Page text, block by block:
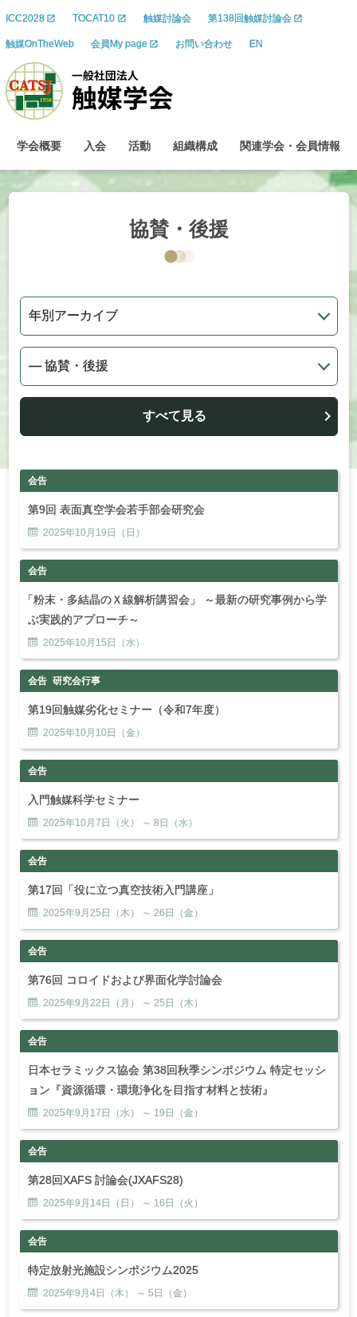
ICC2028 TOCAT10 触媒討論会 第138回触媒討論会
触媒OnTheWeb 会員My page お問い合わせ EN
学会概要 入会 活動 組織構成 関連学会 ・ 会員情報
協賛・後援
すべて見る
会告
第9回 表面真空学会若手部会研究会
2025年10月 19日（日）
会告
「粉末・多結晶のＸ線解析講習会」 ～最新の研究事例から学
ぶ実践的アプローチ～
2025年10月 15日（水）
会告 研究会行事
第19回触媒劣化セミナー（令和7年度）
2025年10月 10日（金）
会告
入門触媒科学セミナー
2025年10月 7日（火） ～ 8日（水）
会告
第17回「役に立つ真空技術入門講座」
2025年9月 25日（木） ～ 26日（金）
会告
第76回 コロイドおよび界面化学討論会
2025年9月 22日（月） ～ 25日（木）
会告
日本セラミックス協会 第38回秋季シンポジウム 特定セッシ
ョン『資源循環・環境浄化を目指す材料と技術』
2025年9月 17日（水） ～ 19日（金）
会告
第28回XAFS 討論会(JXAFS28)
2025年9月 14日（日） ～ 16日（火）
会告
特定放射光施設シンポジウム2025
2025年9月 4日（木） ～ 5日（金）